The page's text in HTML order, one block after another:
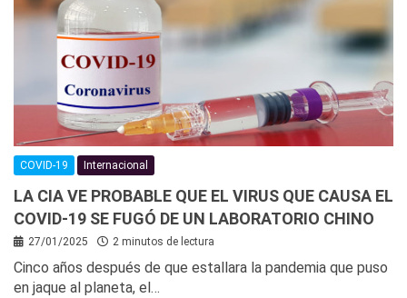
COVID-19 Internacional
LA CIA VE PROBABLE QUE EL VIRUS QUE CAUSA EL
COVID-19 SE FUGÓ DE UN LABORATORIO CHINO
27/01/2025 2 minutos de lectura
Cinco años después de que estallara la pandemia que puso
en jaque al planeta, el…